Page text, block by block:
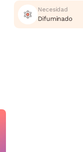
Necesidad
Difuminado